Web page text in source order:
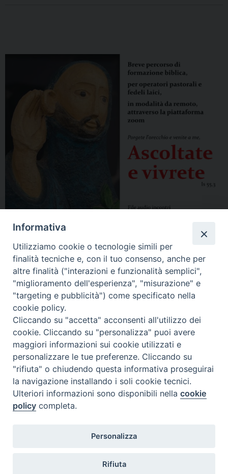
Informativa
Utilizziamo cookie o tecnologie simili per
finalità tecniche e, con il tuo consenso, anche per
altre finalità ("interazioni e funzionalità semplici",
"miglioramento dell'esperienza", "misurazione" e
"targeting e pubblicità") come specificato nella
cookie policy.
Cliccando su "accetta" acconsenti all'utilizzo dei
cookie. Cliccando su "personalizza" puoi avere
maggiori informazioni sui cookie utilizzati e
personalizzare le tue preferenze. Cliccando su
"rifiuta" o chiudendo questa informativa proseguirai
la navigazione installando i soli cookie tecnici.
Ulteriori informazioni sono disponibili nellacookie
policy completa.
Personalizza
Rifiuta